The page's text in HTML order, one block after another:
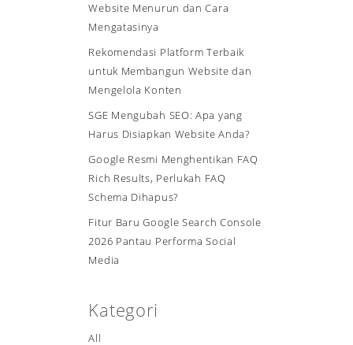
Website Menurun dan Cara
Mengatasinya
Rekomendasi Platform Terbaik
untuk Membangun Website dan
Mengelola Konten
SGE Mengubah SEO: Apa yang
Harus Disiapkan Website Anda?
Google Resmi Menghentikan FAQ
Rich Results, Perlukah FAQ
Schema Dihapus?
Fitur Baru Google Search Console
2026 Pantau Performa Social
Media
Kategori
All